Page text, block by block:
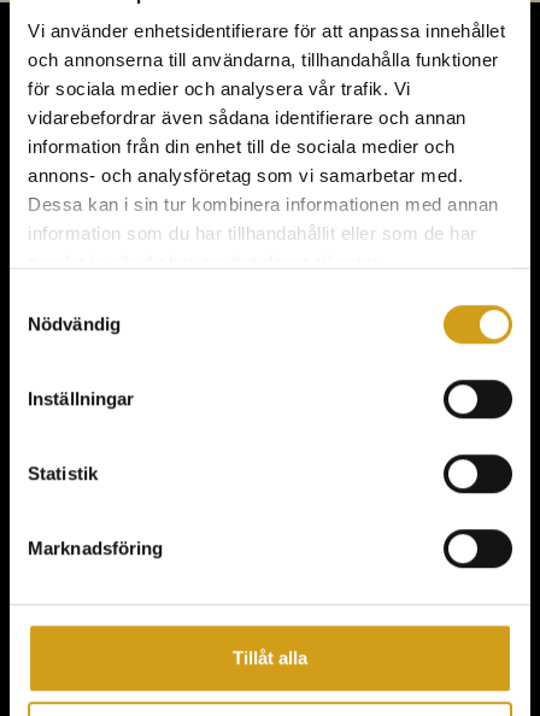
Vi använder enhetsidentifierare för att anpassa innehållet
och annonserna till användarna, tillhandahålla funktioner
för sociala medier och analysera vår trafik. Vi
vidarebefordrar även sådana identifierare och annan
information från din enhet till de sociala medier och
annons- och analysföretag som vi samarbetar med.
Dessa kan i sin tur kombinera informationen med annan
information som du har tillhandahållit eller som de har
Nödvändig
Inställningar
Statistik
Marknadsföring
Tillåt alla
KONFERENS,
MÖTEN & FEST
FEST & EVENT
OM KAIJA
BOKNINGSFÖRFRÅGAN